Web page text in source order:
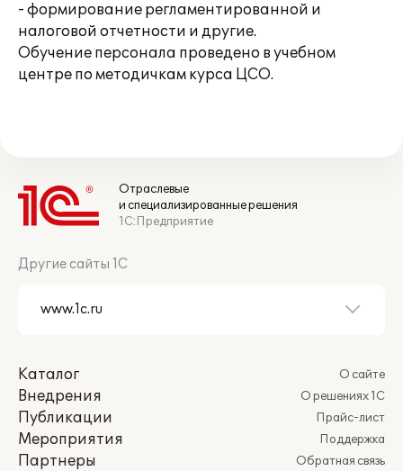
- формирование регламентированной и
налоговой отчетности и другие.
Обучение персонала проведено в учебном
центре по методичкам курса ЦСО.
Отраслевые
и специализированные решения
1С:Предприятие
Другие сайты 1С
Каталог
Внедрения
Публикации
Мероприятия
Партнеры
О сайте
О решениях 1С
Прайс-лист
Поддержка
Обратная связь